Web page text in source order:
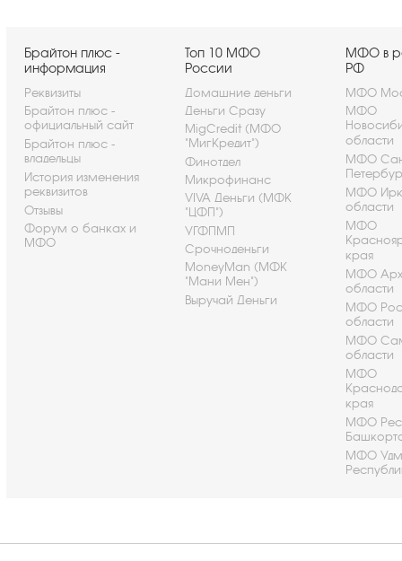
Брайтон плюс -
информация
Реквизиты
Брайтон плюс -
официальный сайт
Брайтон плюс -
владельцы
История изменения
реквизитов
Отзывы
Форум о банках и
МФО
Топ 10 МФО
России
Домашние деньги
Деньги Сразу
MigCredit (МФО
"МигКредит")
Финотдел
Микрофинанс
VIVA Деньги (МФК
"ЦФП")
УГФПМП
Срочноденьги
MoneyMan (МФК
"Мани Мен")
Выручай Деньги
МФО в
РФ
МФО
МФО
области
МФО
МФО
области
МФО
края
МФО
области
МФО
области
МФО
области
МФО
края
МФО
МФО